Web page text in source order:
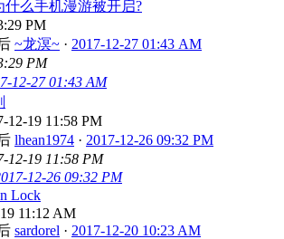
什么手机漫游被开启?
PM
~龙溟~ · 2017-12-27 01:43 AM
PM
12-27 01:43 AM
12-19 11:58 PM
lhean1974 · 2017-12-26 09:32 PM
12-19 11:58 PM
12-26 09:32 PM
Lock
11:12 AM
sardorel · 2017-12-20 10:23 AM